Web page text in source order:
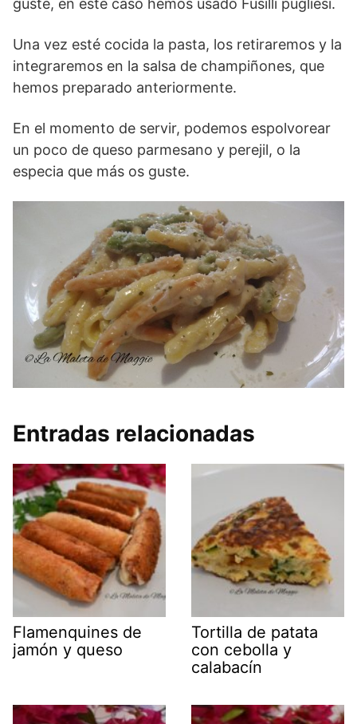
Una vez esté cocida la pasta, los retiraremos y la
integraremos en la salsa de champiñones, que
hemos preparado anteriormente.
En el momento de servir, podemos espolvorear
un poco de queso parmesano y perejil, o la
especia que más os guste.
Entradas relacionadas
Flamenquines de
jamón y queso
Tortilla de patata
con cebolla y
calabacín